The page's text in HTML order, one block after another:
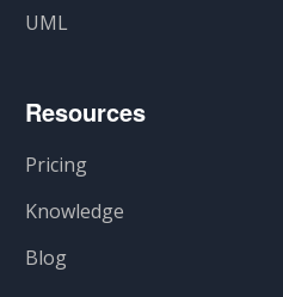
UML
Resources
Pricing
Knowledge
Blog